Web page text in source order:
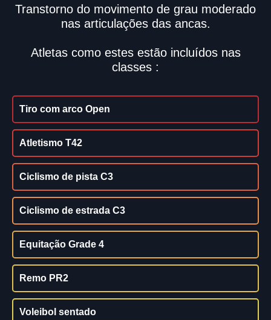
Transtorno do movimento de grau moderado
nas articulações das ancas.
Atletas como estes estão incluídos nas
classes :
Tiro com arco Open
Atletismo T42
Ciclismo de pista C3
Ciclismo de estrada C3
Equitação Grade 4
Remo PR2
Voleibol sentado